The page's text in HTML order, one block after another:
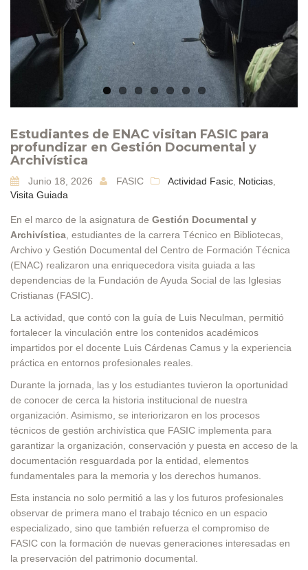
Estudiantes de ENAC visitan FASIC para
profundizar en Gestión Documental y
Archivística
Junio 18, 2026 FASIC Actividad Fasic, Noticias,
Visita Guiada
En el marco de la asignatura de Gestión Documental y
Archivística, estudiantes de la carrera Técnico en Bibliotecas,
Archivo y Gestión Documental del Centro de Formación Técnica
(ENAC) realizaron una enriquecedora visita guiada a las
dependencias de la Fundación de Ayuda Social de las Iglesias
Cristianas (FASIC).
La actividad, que contó con la guía de Luis Neculman, permitió
fortalecer la vinculación entre los contenidos académicos
impartidos por el docente Luis Cárdenas Camus y la experiencia
práctica en entornos profesionales reales.
Durante la jornada, las y los estudiantes tuvieron la oportunidad
de conocer de cerca la historia institucional de nuestra
organización. Asimismo, se interiorizaron en los procesos
técnicos de gestión archivística que FASIC implementa para
garantizar la organización, conservación y puesta en acceso de la
documentación resguardada por la entidad, elementos
fundamentales para la memoria y los derechos humanos.
Esta instancia no solo permitió a las y los futuros profesionales
observar de primera mano el trabajo técnico en un espacio
especializado, sino que también refuerza el compromiso de
FASIC con la formación de nuevas generaciones interesadas en
la preservación del patrimonio documental.